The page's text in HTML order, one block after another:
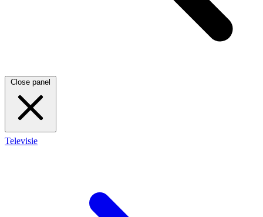
Close panel
Televisie